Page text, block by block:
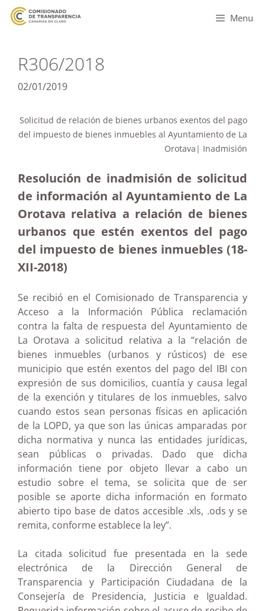
Menu
R306/2018
02/01/2019
Solicitud de relación de bienes urbanos exentos del pago
del impuesto de bienes inmuebles al Ayuntamiento de La
Orotava| Inadmisión
Resolución de inadmisión de solicitud
de información al Ayuntamiento de La
Orotava relativa a relación de bienes
urbanos que estén exentos del pago
del impuesto de bienes inmuebles (18-
XII-2018)
Se recibió en el Comisionado de Transparencia y
Acceso a la Información Pública reclamación
contra la falta de respuesta del Ayuntamiento de
La Orotava a solicitud relativa a la “relación de
bienes inmuebles (urbanos y rústicos) de ese
municipio que estén exentos del pago del IBI con
expresión de sus domicilios, cuantía y causa legal
de la exención y titulares de los inmuebles, salvo
cuando estos sean personas físicas en aplicación
de la LOPD, ya que son las únicas amparadas por
dicha normativa y nunca las entidades jurídicas,
sean públicas o privadas. Dado que dicha
información tiene por objeto llevar a cabo un
estudio sobre el tema, se solicita que de ser
posible se aporte dicha información en formato
abierto tipo base de datos accesible .xls, .ods y se
remita, conforme establece la ley”.
La citada solicitud fue presentada en la sede
electrónica de la Dirección General de
Transparencia y Participación Ciudadana de la
Consejería de Presidencia, Justicia e Igualdad.